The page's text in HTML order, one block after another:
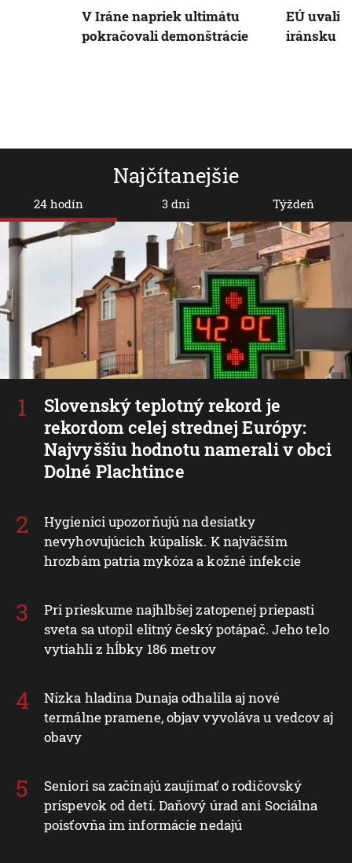
Najčítanejšie
24 hodín
Slovenský teplotný rekord je
rekordom celej strednej Európy:
Najvyššiu hodnotu namerali v obci
Dolné Plachtince
Hygienici upozorňujú na desiatky
nevyhovujúcich kúpalísk. K najväčším
hrozbám patria mykóza a kožné infekcie
Pri prieskume najhlbšej zatopenej priepasti
sveta sa utopil elitný český potápač. Jeho telo
vytiahli z hĺbky 186 metrov
Nízka hladina Dunaja odhalila aj nové
termálne pramene, objav vyvoláva u vedcov aj
obavy
Seniori sa začínajú zaujímať o rodičovský
príspevok od detí. Daňový úrad ani Sociálna
poisťovňa im informácie nedajú
3 dni Týždeň
V Iráne napriek ultimátu
pokračovali demonštrácie
EÚ
iránsku